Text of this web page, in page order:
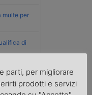
multe per
di
parti, per migliorare
prodotti e servizi